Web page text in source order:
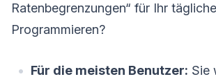
Ratenbegrenzungen“ für Ihr
Programmieren?
Für die meisten Benutzer: Sie